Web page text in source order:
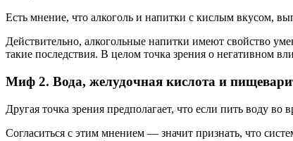
Есть мнение, что алкоголь и напитки с кислым вкусом,
Действительно, алкогольные напитки имеют свойство
такие последствия. В целом точка зрения о негативном
Миф 2. Вода, желудочная кислота и
Другая точка зрения предполагает, что если пить воду
Согласиться с этим мнением — значит признать, что